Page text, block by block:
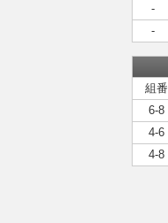
-
-
組番
6-8
4-6
4-8